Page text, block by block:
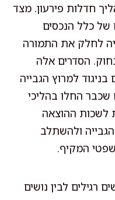
חדלות פירעון. מצד
של כלל הנכסים
לחלק את התמורה
הסדרים אלה
בניגוד למרוץ הגבייה
שכבר החלו בהליכי
לשכות ההוצאה
ולהשתלב
המקיף.
רגילים לבין נושים